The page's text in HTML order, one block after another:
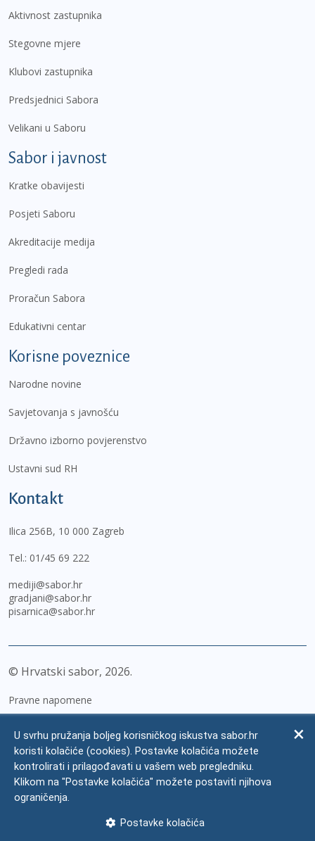
Aktivnost zastupnika
Stegovne mjere
Klubovi zastupnika
Predsjednici Sabora
Velikani u Saboru
Sabor i javnost
Kratke obavijesti
Posjeti Saboru
Akreditacije medija
Pregledi rada
Proračun Sabora
Edukativni centar
Korisne poveznice
Narodne novine
Savjetovanja s javnošću
Državno izborno povjerenstvo
Ustavni sud RH
Kontakt
Ilica 256B, 10 000 Zagreb
Tel.: 01/45 69 222
mediji@sabor.hr
gradjani@sabor.hr
pisarnica@sabor.hr
© Hrvatski sabor, 2026
Pravne napomene
Zaštita osobnih podataka
Impressum
Česta pitanja
U svrhu pružanja boljeg korisničkog iskustva sabor.hr
koristi kolačiće (cookies). Postavke kolačića možete
kontrolirati i prilagođavati u vašem web pregledniku.
Klikom na "Postavke kolačića" možete postaviti njihova
ograničenja.
Postavke kolačića